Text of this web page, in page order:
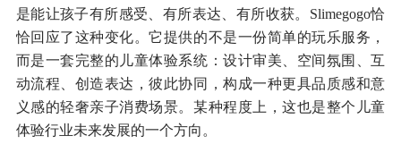
是能让孩子有所感受、有所表达、有所收获。Slimegogo恰
恰回应了这种变化。它提供的不是一份简单的玩乐服务，
而是一套完整的儿童体验系统：设计审美、空间氛围、互
动流程、创造表达，彼此协同，构成一种更具品质感和意
义感的轻奢亲子消费场景。某种程度上，这也是整个儿童
体验行业未来发展的一个方向。